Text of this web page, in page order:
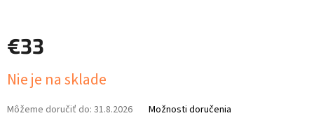
€33
cena:
Nie je na sklade
Môžeme doručiť do: 31.8.2026 Možnosti doručenia